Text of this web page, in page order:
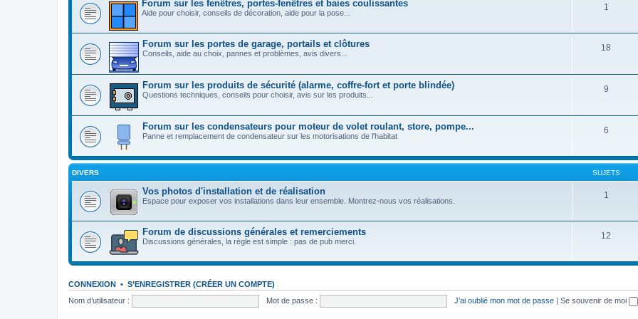
Forum sur les fenêtres, portes-fenêtres et baies coulissantes
Aide pour choisir, conseils de décoration, aide pour la pose...
1
Forum sur les portes de garage, portails et clôtures
Conseils, aide au choix, pannes et problèmes, avis divers...
18
Forum sur les produits de sécurité (alarme, coffre-fort et porte blindée)
Questions techniques, conseils pour choisir, avis sur les produits...
9
Forum sur les condensateurs pour moteur de volet roulant, store, pompe...
Panne et remplacement de condensateur sur les motorisations de l'habitat
6
DIVERS SUJETS
Vos photos d'installation et de réalisation
Espace pour exposer vos installations dans leur ensemble. Montrez-nous vos réalisations.
1
Forum de discussions générales et remerciements
Discussions générales, la règle est simple : pas de pub merci.
12
CONNEXION • S’ENREGISTRER (CRÉER UN COMPTE)
Nom d’utilisateur :
Mot de passe : J’ai oublié mon mot de passe | Se souvenir de moi